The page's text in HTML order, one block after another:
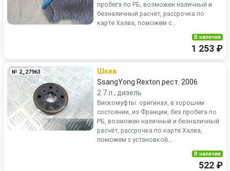
пробега по РБ, возможен наличный и
безналичный расчёт, рассрочка по
карте Халва, поможем с...
В наличии
1 253 ₽
№ 2_27963
Шкив
SsangYong Rexton рест. 2006
2.7 л., дизель
Вискомуфты. оригинал, в хорошем
состоянии, из Франции, без пробега по
РБ, возможен наличный и безналичный
расчёт, рассрочка по карте Халва,
поможем с установкой...
В наличии
522 ₽